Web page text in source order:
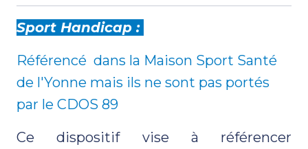
Sport Handicap :
Référencé dans la Maison Sport Santé
de l'Yonne mais ils ne sont pas portés
par le CDOS 89
Ce dispositif vise à référencer